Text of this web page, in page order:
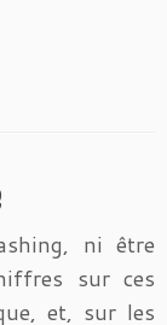
ni être
sur ces
et, sur les